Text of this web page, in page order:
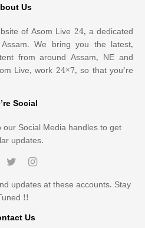
Us
of Asom Live 24, a dedicated
We bring you the latest,
from around Assam, NE and
Live, work 24×7, so that you’re
Social
Social Media handles to get
updates.
updates at these accounts. Stay
!!
Us